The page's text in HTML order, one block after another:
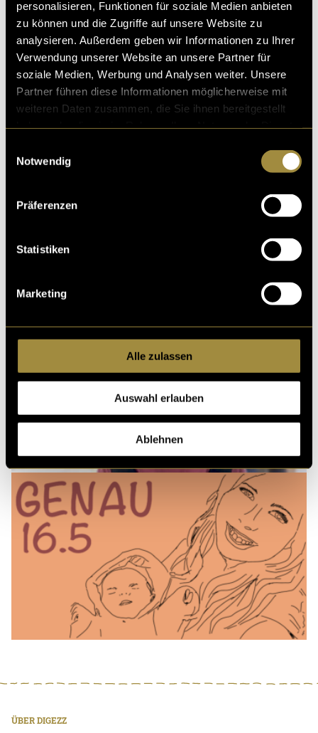
personalisieren, Funktionen für soziale Medien anbieten
zu können und die Zugriffe auf unsere Website zu
analysieren. Außerdem geben wir Informationen zu Ihrer
Verwendung unserer Website an unsere Partner für
soziale Medien, Werbung und Analysen weiter. Unsere
Partner führen diese Informationen möglicherweise mit
weiteren Daten zusammen, die Sie ihnen bereitgestellt
Notwendig
Präferenzen
Statistiken
Marketing
Alle zulassen
Auswahl erlauben
Ablehnen
Ähnliche Artikel
ÜBER DIGEZZ